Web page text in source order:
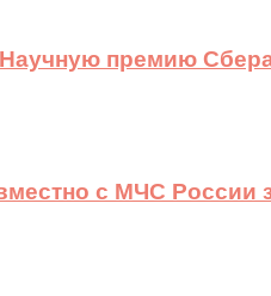
премию
с МЧС России